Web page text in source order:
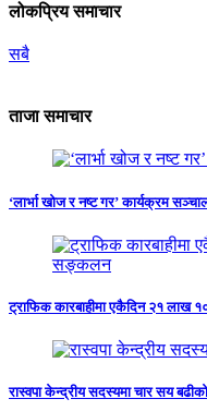
लोकप्रिय समाचार
सबै
ताजा समाचार
‘लार्भा खोज र नष्ट गर’ कार्यक्रम
ट्राफिक कारबाहीमा एकैदिन २१ लाख
रास्वपा केन्द्रीय सदस्यमा चार सय बढीको